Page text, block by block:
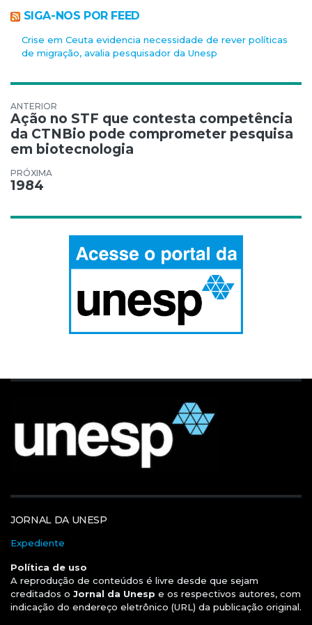
SIGA-NOS POR FEED
Crise em Ceuta evidencia necessidade de rever políticas
de migração, avalia pesquisador da Unesp
Navegação de Post
Ação no STF que contesta competência
da CTNBio pode comprometer pesquisa
em biotecnologia
1984
JORNAL DA UNESP
Expediente
Política de uso
A reprodução de conteúdos é livre desde que sejam
creditados o Jornal da Unesp e os respectivos autores, com
indicação do endereço eletrônico (URL) da publicação original.